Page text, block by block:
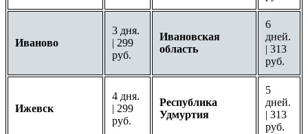
Иваново
3 дня.
| 299
руб.
Ивановская
область
6
дней.
| 313
руб.
Ижевск
4 дня.
| 299
руб.
Республика
Удмуртия
5
дней.
| 313
руб.